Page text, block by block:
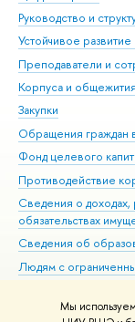
Мы
Руководство и
Устойчивое
Преподаватели и
Корпуса и общежития
Закупки
Обращения
Фонд целевого
Противодействие
Сведения о доходах,
обязательствах
Сведения об
Людям с
Работа в Вышке